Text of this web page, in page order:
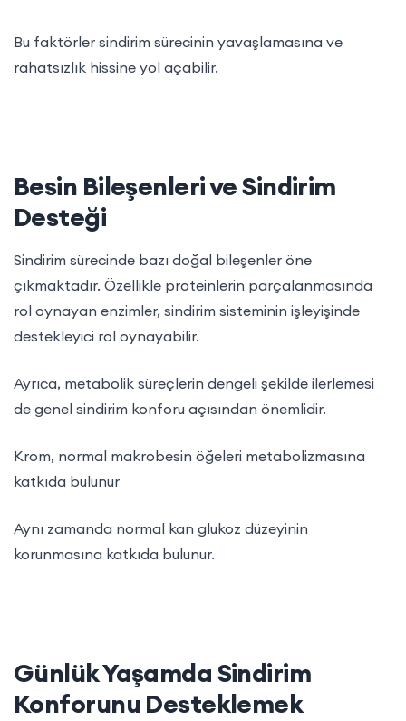
Bu faktörler sindirim sürecinin yavaşlamasına ve
rahatsızlık hissine yol açabilir.
Besin Bileşenleri ve Sindirim
Desteği
Sindirim sürecinde bazı doğal bileşenler öne
çıkmaktadır. Özellikle proteinlerin parçalanmasında
rol oynayan enzimler, sindirim sisteminin işleyişinde
destekleyici rol oynayabilir.
Ayrıca, metabolik süreçlerin dengeli şekilde ilerlemesi
de genel sindirim konforu açısından önemlidir.
Krom, normal makrobesin öğeleri metabolizmasına
katkıda bulunur
Aynı zamanda normal kan glukoz düzeyinin
korunmasına katkıda bulunur.
Günlük Yaşamda Sindirim
Konforunu Desteklemek